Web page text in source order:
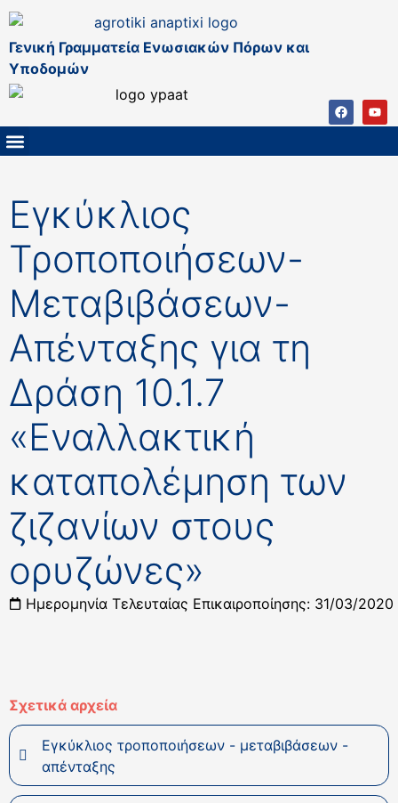
Γενική Γραμματεία Ενωσιακών Πόρων και
Υποδομών
Εγκύκλιος
Τροποποιήσεων-
Μεταβιβάσεων-
Απένταξης για τη
Δράση 10.1.7
«Εναλλακτική
καταπολέμηση των
ζιζανίων στους
ορυζώνες»
Ημερομηνία Τελευταίας Επικαιροποίησης: 31/03/2020
Σχετικά αρχεία
Εγκύκλιος τροποποιήσεων - μεταβιβάσεων -
απένταξης